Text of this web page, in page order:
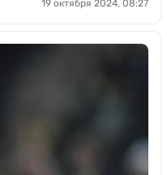
19 октября 2024, 08:27